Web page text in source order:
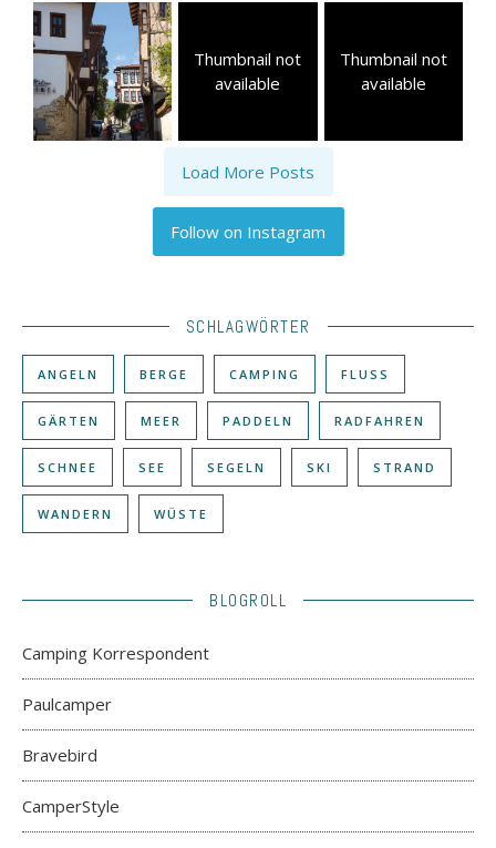
Thumbnail not
available
Thumbnail not
available
Load More Posts
Follow on Instagram
SCHLAGWÖRTER
ANGELN BERGE CAMPING FLUSS
GÄRTEN MEER PADDELN RADFAHREN
SCHNEE SEE SEGELN SKI STRAND
WANDERN WÜSTE
BLOGROLL
Camping Korrespondent
Paulcamper
Bravebird
CamperStyle